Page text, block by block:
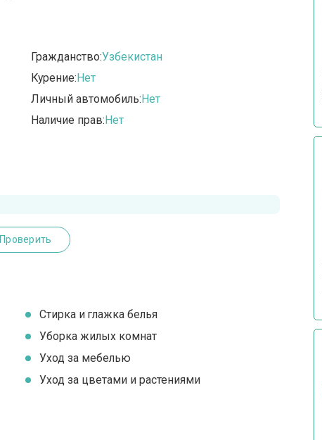
Гражданство:Узбекистан
Курение:Нет
Личный автомобиль:Нет
Наличие прав:Нет
Проверить
Стирка и глажка белья
Уборка жилых комнат
Уход за мебелью
Уход за цветами и растениями